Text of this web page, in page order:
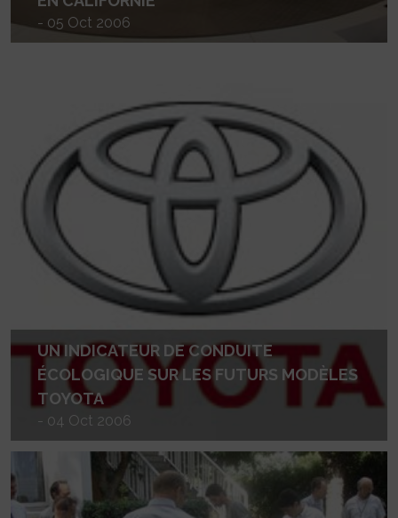
- 05 Oct 2006
UN INDICATEUR DE CONDUITE
ÉCOLOGIQUE SUR LES FUTURS MODÈLES
TOYOTA
- 04 Oct 2006